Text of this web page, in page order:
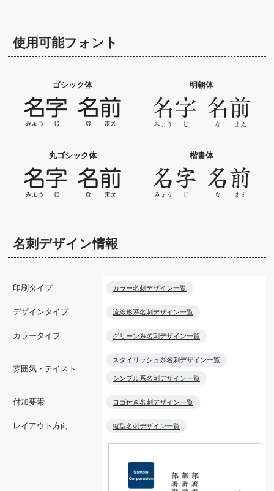
使用可能フォント
ゴシック体 明朝体
丸ゴシック体 楷書体
名刺デザイン情報
印刷タイプ カラー名刺デザイン一覧
デザインタイプ 流線形系名刺デザイン一覧
カラータイプ グリーン系名刺デザイン一覧
雰囲気・テイスト
スタイリッシュ系名刺デザイン一覧
シンプル系名刺デザイン一覧
付加要素 ロゴ付き名刺デザイン一覧
レイアウト方向 縦型名刺デザイン一覧